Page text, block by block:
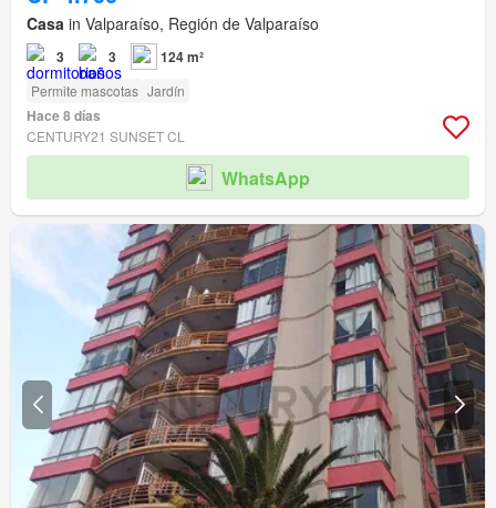
Casa in Valparaíso, Región de Valparaíso
3 3 124 m²
Permite mascotas Jardín
Hace 8 días
CENTURY21 SUNSET CL
WhatsApp